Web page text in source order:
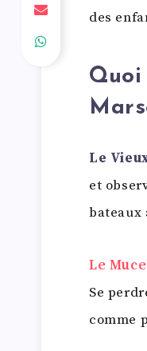
des
Le
et
bateaux
Le
Se
comme